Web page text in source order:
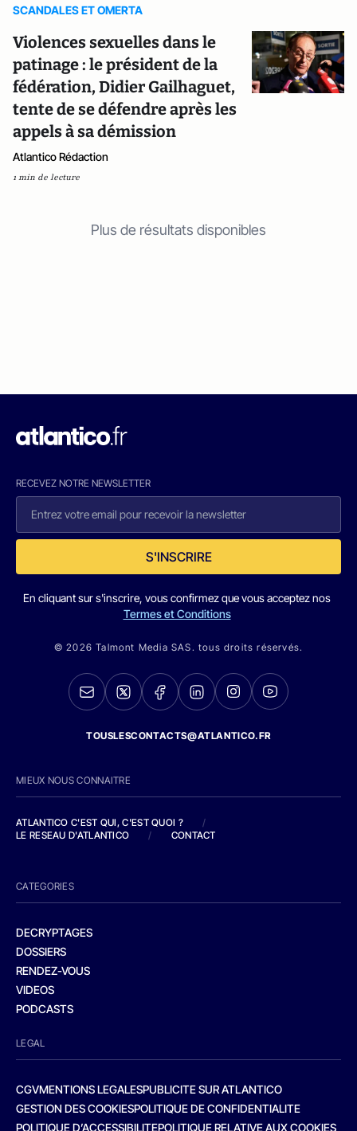
SCANDALES ET OMERTA
Violences sexuelles dans le
patinage : le président de la
fédération, Didier Gailhaguet,
tente de se défendre après les
appels à sa démission
Atlantico Rédaction
1 min de lecture
Plus de résultats disponibles
RECEVEZ NOTRE NEWSLETTER
S'INSCRIRE
En cliquant sur s'inscrire, vous confirmez que vous acceptez nos
Termes et Conditions
© 2026 Talmont Media SAS. tous droits réservés.
TOUSLESCONTACTS@ATLANTICO.FR
MIEUX NOUS CONNAITRE
ATLANTICO C'EST QUI, C'EST QUOI ?
/
LE RESEAU D'ATLANTICO
/ CONTACT
CATEGORIES
DECRYPTAGES
DOSSIERS
RENDEZ-VOUS
VIDEOS
PODCASTS
LEGAL
CGVMENTIONS LEGALESPUBLICITE SUR ATLANTICO
GESTION DES COOKIESPOLITIQUE DE CONFIDENTIALITE
POLITIQUE D’ACCESSIBILITEPOLITIQUE RELATIVE AUX COOKIES